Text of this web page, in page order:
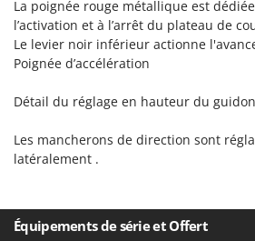
Tecla
TecnoGen
Tellarini Pompe
Telwin
Tineco
Tre Spade
La poignée rouge métallique est
l’activation et à l’arrêt du plateau de
Le levier noir inférieur actionne
Poignée d’accélération
Détail du réglage en hauteur du
Les mancherons de direction sont
latéralement .
Équipements de série et Offert